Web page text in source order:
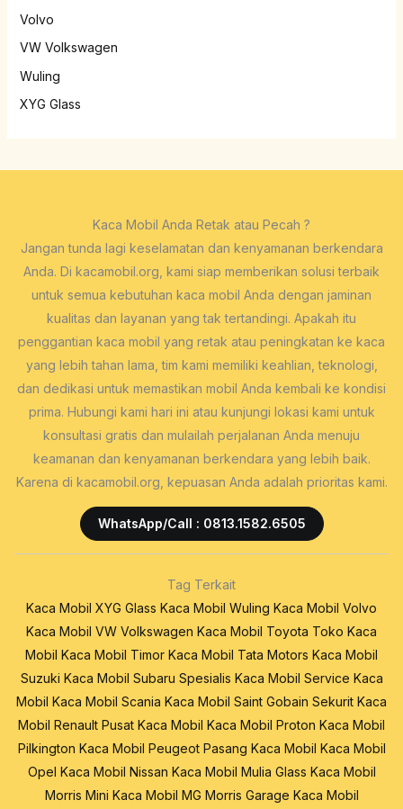
Volvo
VW Volkswagen
Wuling
XYG Glass
Kaca Mobil Anda Retak atau Pecah ?
Jangan tunda lagi keselamatan dan kenyamanan berkendara
Anda. Di kacamobil.org, kami siap memberikan solusi terbaik
untuk semua kebutuhan kaca mobil Anda dengan jaminan
kualitas dan layanan yang tak tertandingi. Apakah itu
penggantian kaca mobil yang retak atau peningkatan ke kaca
yang lebih tahan lama, tim kami memiliki keahlian, teknologi,
dan dedikasi untuk memastikan mobil Anda kembali ke kondisi
prima. Hubungi kami hari ini atau kunjungi lokasi kami untuk
konsultasi gratis dan mulailah perjalanan Anda menuju
keamanan dan kenyamanan berkendara yang lebih baik.
Karena di kacamobil.org, kepuasan Anda adalah prioritas kami.
WhatsApp/Call : 0813.1582.6505
Tag Terkait
Kaca Mobil XYG Glass Kaca Mobil Wuling Kaca Mobil Volvo
Kaca Mobil VW Volkswagen Kaca Mobil Toyota Toko Kaca
Mobil Kaca Mobil Timor Kaca Mobil Tata Motors Kaca Mobil
Suzuki Kaca Mobil Subaru Spesialis Kaca Mobil Service Kaca
Mobil Kaca Mobil Scania Kaca Mobil Saint Gobain Sekurit Kaca
Mobil Renault Pusat Kaca Mobil Kaca Mobil Proton Kaca Mobil
Pilkington Kaca Mobil Peugeot Pasang Kaca Mobil Kaca Mobil
Opel Kaca Mobil Nissan Kaca Mobil Mulia Glass Kaca Mobil
Morris Mini Kaca Mobil MG Morris Garage Kaca Mobil